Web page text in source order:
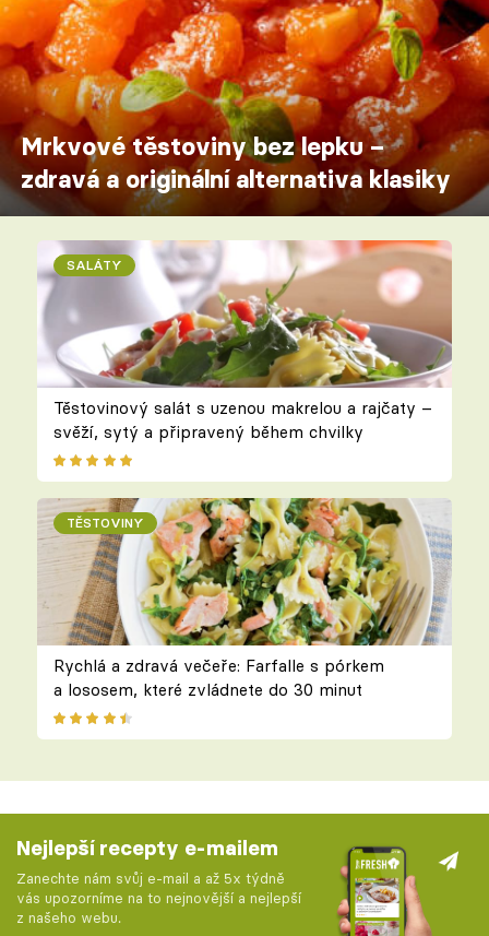
Mrkvové těstoviny bez lepku –
zdravá a originální alternativa klasiky
SALÁTY
Těstovinový salát s uzenou makrelou a rajčaty –
svěží, sytý a připravený během chvilky
TĚSTOVINY
Rychlá a zdravá večeře: Farfalle s pórkem
a lososem, které zvládnete do 30 minut
Nejlepší recepty e-mailem
Zanechte nám svůj e-mail a až 5x týdně
vás upozorníme na to nejnovější a nejlepší
z našeho webu.